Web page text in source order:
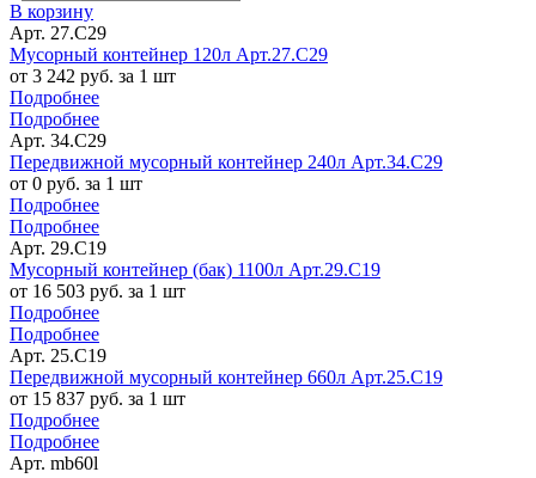
В корзину
Арт. 27.C29
Мусорный контейнер 120л Арт.27.C29
от 3 242 руб. за 1 шт
Подробнее
Подробнее
Арт. 34.C29
Передвижной мусорный контейнер 240л Арт.34.C29
от 0 руб. за 1 шт
Подробнее
Подробнее
Арт. 29.C19
Мусорный контейнер (бак) 1100л Арт.29.C19
от 16 503 руб. за 1 шт
Подробнее
Подробнее
Арт. 25.C19
Передвижной мусорный контейнер 660л Арт.25.C19
от 15 837 руб. за 1 шт
Подробнее
Подробнее
Арт. mb60l